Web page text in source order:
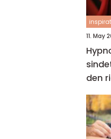
11. May
den